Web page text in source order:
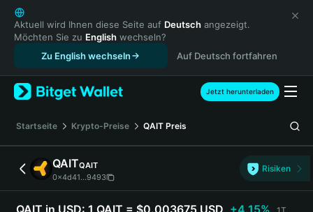
English
日本語
Tiếng Việt
Русский
Español (Latinoamérica)
Türkçe
Français
Deutsch
简体中文
繁體中文
Português (Portugal)
Bahasa Indonesia
Aktuell wird Ihnen diese Seite auf Deutsch angezeigt.
Möchten Sie zu English wechseln?
Zu English wechseln
Auf Deutsch fortfahren
Jetzt herunterladen
Startseite Krypto-Preise QAIT Preis
QAITQAIT
0x4d41...9493
Risiken
QAIT in USD: 1 QAIT = $0.003675 USD +4.15%